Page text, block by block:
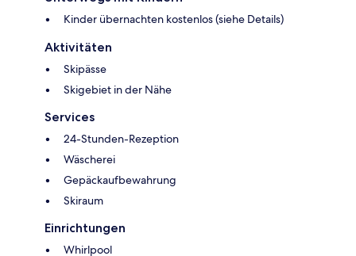
Kinder übernachten kostenlos (siehe Details)
Aktivitäten
Skipässe
Skigebiet in der Nähe
Services
24-Stunden-Rezeption
Wäscherei
Gepäckaufbewahrung
Skiraum
Einrichtungen
Whirlpool